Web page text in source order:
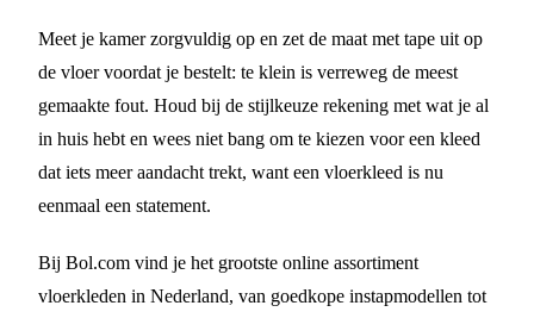
Meet je kamer zorgvuldig op en zet de maat met tape uit op
de vloer voordat je bestelt: te klein is verreweg de meest
gemaakte fout. Houd bij de stijlkeuze rekening met wat je al
in huis hebt en wees niet bang om te kiezen voor een kleed
dat iets meer aandacht trekt, want een vloerkleed is nu
eenmaal een statement.
Bij Bol.com vind je het grootste online assortiment
vloerkleden in Nederland, van goedkope instapmodellen tot